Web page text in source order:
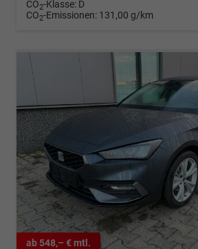
CO2-Klasse: D
CO2-Emissionen: 131,00 g/km
ab 548,– € mtl.